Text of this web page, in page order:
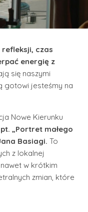
czas
energię z
się naszymi
gotowi jesteśmy na
Nowe Kierunku
„Portret małego
Basiagi. To
z lokalnej
w krótkim
zmian, które